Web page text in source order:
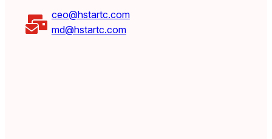
ceo@hstartc.com
md@hstartc.com